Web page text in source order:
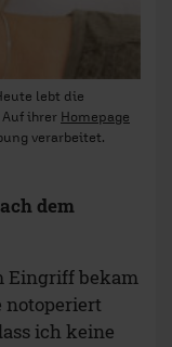
lebt die
ihrer Homepage
verarbeitet.
dem
Eingriff bekam
notoperiert
ich keine